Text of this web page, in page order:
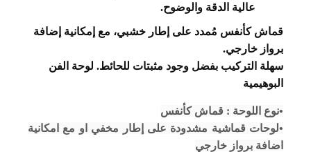
عالية الدقة والوضوح.
قماش كأنفس مُمدد على إطار خشبي، مع إمكانية إضافة
برواز خارجي.
سهلة التركيب بفضل وجود مثبتات للحائط. لوحة الفن
البوهيمية
•نوع اللوحة : قماش كأنفس
•لوحات قماشية مشدودة على إطار مخفي او مع امكانية
اضافة برواز خارجي